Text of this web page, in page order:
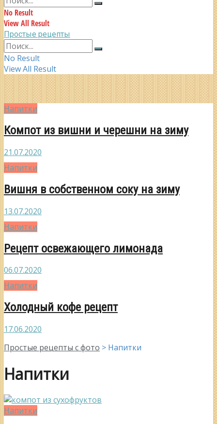
No Result
View All Result
Простые рецепты
No Result
View All Result
Напитки
Компот из вишни и черешни на зиму
21.07.2020
Напитки
Вишня в собственном соку на зиму
13.07.2020
Напитки
Рецепт освежающего лимонада
06.07.2020
Напитки
Холодный кофе рецепт
17.06.2020
Простые рецепты с фото > Напитки
Напитки
Напитки